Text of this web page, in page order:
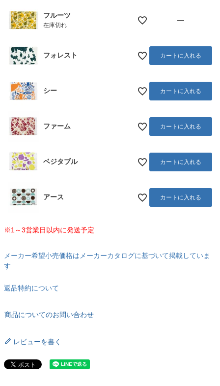
フルーツ
在庫切れ
—
フォレスト カートに入れる
シー カートに入れる
ファーム カートに入れる
ベジタブル カートに入れる
アース カートに入れる
※1～3営業日以内に発送予定
メーカー希望小売価格はメーカーカタログに基づいて掲載していま
す
返品特約について
商品についてのお問い合わせ
レビューを書く